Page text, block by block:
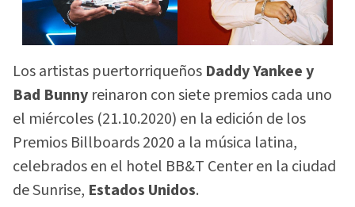
Los artistas puertorriqueños Daddy Yankee y
Bad Bunny reinaron con siete premios cada uno
el miércoles (21.10.2020) en la edición de los
Premios Billboards 2020 a la música latina,
celebrados en el hotel BB&T Center en la ciudad
de Sunrise, Estados Unidos.